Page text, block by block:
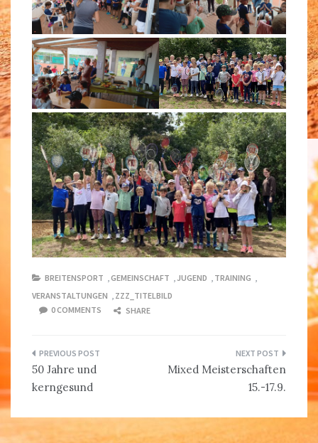
BREITENSPORT GEMEINSCHAFT JUGEND TRAINING
VERANSTALTUNGEN
ZZZ_TITELBILD
0 COMMENTS
SHARE
Beitragsnavigation
50 Jahre und
kerngesund
Mixed Meisterschaften
15.-17.9.